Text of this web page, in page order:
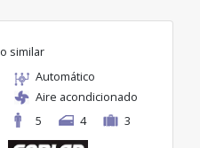
o similar
Automático
Aire acondicionado
5
4 3